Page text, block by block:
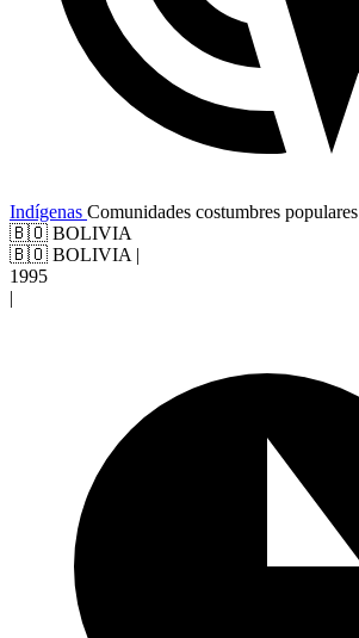
Indígenas Comunidades costumbres populares
🇧🇴 BOLIVIA
🇧🇴 BOLIVIA |
1995
|